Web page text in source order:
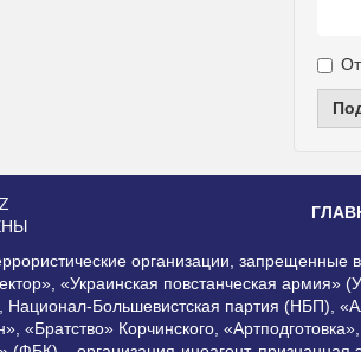
организации,
«Украинская повстанческая
Национал-Большевистская партия (НБП),
«Братство» Корчинского,